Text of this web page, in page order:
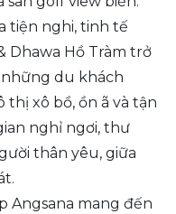
tiện nghi, tinh tế
Dhawa Hồ Tràm trở
du khách
xô bồ, ồn ã và tận
nghỉ ngơi, thư
thân yêu, giữa
Angsana mang đến